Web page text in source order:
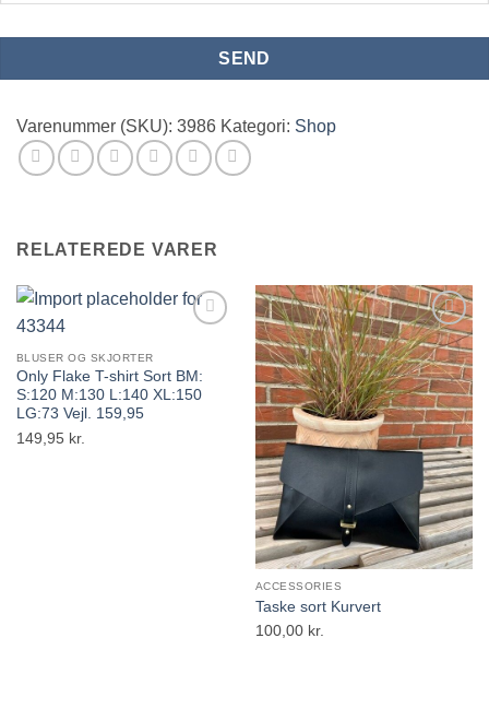
Varenummer (SKU): 3986 Kategori: Shop
RELATEREDE VARER
BLUSER OG SKJORTER
Only Flake T-shirt Sort BM:
S:120 M:130 L:140 XL:150
LG:73 Vejl. 159,95
149,95 kr.
ACCESSORIES
Taske sort Kurvert
100,00 kr.